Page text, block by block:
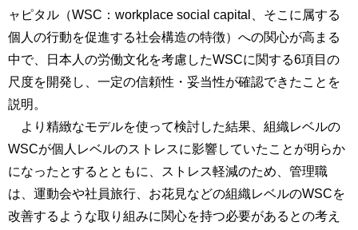
ャピタル（WSC：workplace social capital、そこに属する
個人の行動を促進する社会構造の特徴）への関心が高まる
中で、日本人の労働文化を考慮したWSCに関する6項目の
尺度を開発し、一定の信頼性・妥当性が確認できたことを
説明。
より精緻なモデルを使って検討した結果、組織レベルの
WSCが個人レベルのストレスに影響していたことが明らか
になったとするとともに、ストレス軽減のため、管理職
は、運動会や社員旅行、お花見などの組織レベルのWSCを
改善するような取り組みに関心を持つ必要があるとの考え